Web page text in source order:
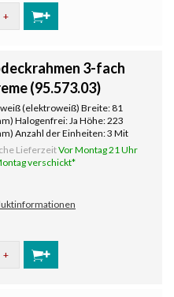
+
3-fach
(95.573.03)
(elektroweiß) Breite: 81
Halogenfrei: Ja Höhe: 223
Anzahl der Einheiten: 3 Mit
Oberflächenschutz:
Beschriftungsfläche: Nein
Thermoplast Werkstoff
LieferzeitVor Montag 21 Uhr
verschickt*
+